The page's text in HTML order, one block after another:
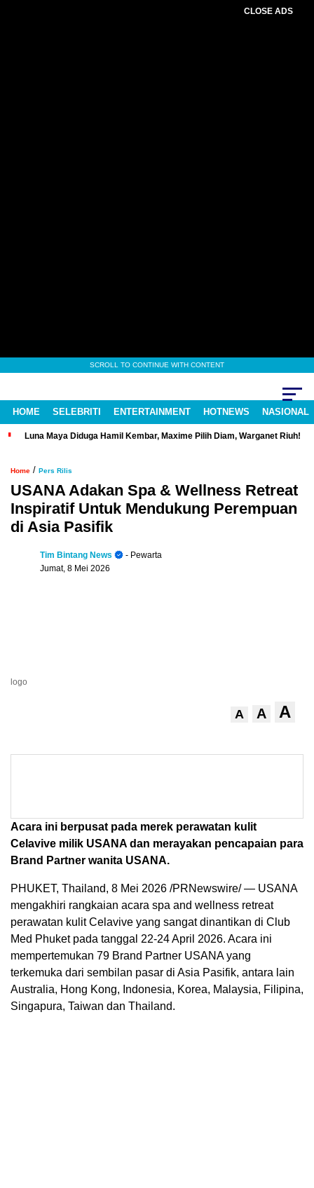
CLOSE ADS
SCROLL TO CONTINUE WITH CONTENT
HOME SELEBRITI ENTERTAINMENT HOTNEWS NASIONAL
Luna Maya Diduga Hamil Kembar, Maxime Pilih Diam, Warganet Riuh!
Home / Pers Rilis
USANA Adakan Spa & Wellness Retreat
Inspiratif Untuk Mendukung Perempuan
di Asia Pasifik
Tim Bintang News
- Pewarta
Jumat, 8 Mei 2026
logo
A A A
Acara ini berpusat pada merek perawatan kulit
Celavive milik USANA dan merayakan pencapaian para
Brand Partner wanita USANA.
PHUKET, Thailand, 8 Mei 2026 /PRNewswire/ — USANA
mengakhiri rangkaian acara spa and wellness retreat
perawatan kulit Celavive yang sangat dinantikan di Club
Med Phuket pada tanggal 22-24 April 2026. Acara ini
mempertemukan 79 Brand Partner USANA yang
terkemuka dari sembilan pasar di Asia Pasifik, antara lain
Australia, Hong Kong, Indonesia, Korea, Malaysia, Filipina,
Singapura, Taiwan dan Thailand.